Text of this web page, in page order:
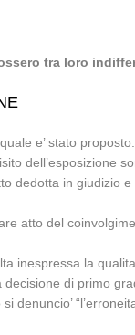
tra loro
e’ stato proposto.
dell’esposizione
dedotta in giudizio
atto del
la
decisione di primo